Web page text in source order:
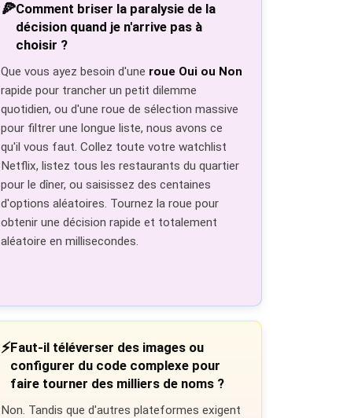
🍕Comment briser la paralysie de la
décision quand je n'arrive pas à
choisir ?
Que vous ayez besoin d'une roue Oui ou Non
rapide pour trancher un petit dilemme
quotidien, ou d'une roue de sélection massive
pour filtrer une longue liste, nous avons ce
qu'il vous faut. Collez toute votre watchlist
Netflix, listez tous les restaurants du quartier
pour le dîner, ou saisissez des centaines
d'options aléatoires. Tournez la roue pour
obtenir une décision rapide et totalement
aléatoire en millisecondes.
⚡Faut-il téléverser des images ou
configurer du code complexe pour
faire tourner des milliers de noms ?
Non. Tandis que d'autres plateformes exigent